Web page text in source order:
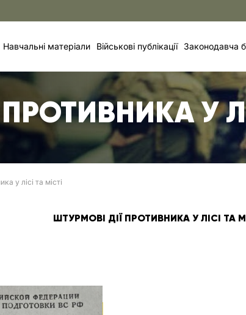
Навчальні матеріали Військові публікації Законодавча
У
у лісі та місті
ШТУРМОВІ ДІЇ ПРОТИВНИКА У ЛІСІ ТА